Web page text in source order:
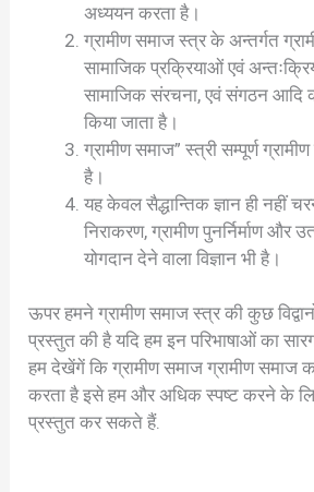
अध्ययन करता है।
ग्रामीण समाज स्त्र के अन्तर्गत
सामाजिक प्रक्रियाओं एवं
सामाजिक संरचना, एवं संगठन आदि
किया जाता है।
ग्रामीण समाज” स्त्री सम्पूर्ण
है।
यह केवल सैद्धान्तिक ज्ञान ही नहीं
निराकरण, ग्रामीण पुनर्निर्माण और
योगदान देने वाला विज्ञान भी है।
ऊपर हमने ग्रामीण समाज स्त्र की कुछ विद्वानों
प्रस्तुत की है यदि हम इन परिभाषाओं का
हम देखेंगें कि ग्रामीण समाज ग्रामीण समाज
करता है इसे हम और अधिक स्पष्ट करने के
प्रस्तुत कर सकते हैं.